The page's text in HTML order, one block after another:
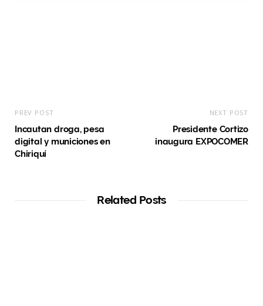
PREV POST
Incautan droga, pesa
digital y municiones en
Chiriquí
NEXT POST
Presidente Cortizo
inaugura EXPOCOMER
Related Posts